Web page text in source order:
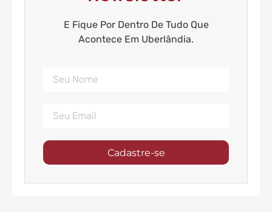
E Fique Por Dentro De Tudo Que
Acontece Em Uberlândia.
Cadastre-se